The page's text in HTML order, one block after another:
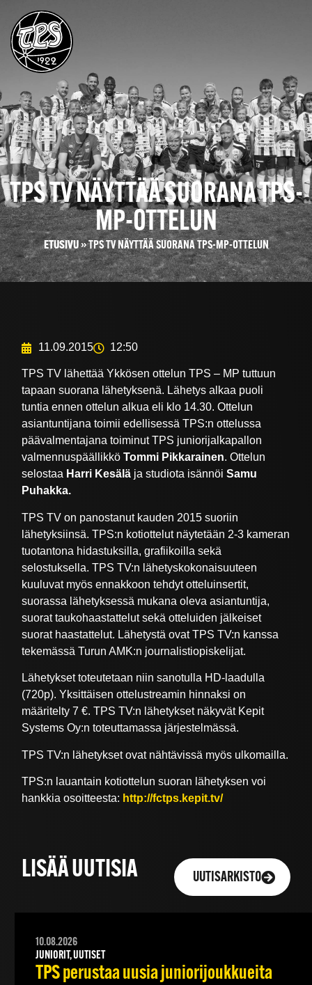
TPS TV NÄYTTÄÄ SUORANA TPS-
MP-OTTELUN
ETUSIVU»TPS TV NÄYTTÄÄ SUORANA TPS-MP-OTTELUN
11.09.2015 12:50
TPS TV lähettää Ykkösen ottelun TPS – MP tuttuun
tapaan suorana lähetyksenä. Lähetys alkaa puoli
tuntia ennen ottelun alkua eli klo 14.30. Ottelun
asiantuntijana toimii edellisessä TPS:n ottelussa
päävalmentajana toiminut TPS juniorijalkapallon
valmennuspäällikköTommi Pikkarainen. Ottelun
selostaa Harri Kesälä ja studiota isännöiSamu
Puhakka.
TPS TV on panostanut kauden 2015 suoriin
lähetyksiinsä. TPS:n kotiottelut näytetään 2-3 kameran
tuotantona hidastuksilla, grafiikoilla sekä
selostuksella. TPS TV:n lähetyskokonaisuuteen
kuuluvat myös ennakkoon tehdyt otteluinsertit,
suorassa lähetyksessä mukana oleva asiantuntija,
suorat taukohaastattelut sekä otteluiden jälkeiset
suorat haastattelut. Lähetystä ovat TPS TV:n kanssa
tekemässä Turun AMK:n journalistiopiskelijat.
Lähetykset toteutetaan niin sanotulla HD-laadulla
(720p). Yksittäisen ottelustreamin hinnaksi on
määritelty 7 €. TPS TV:n lähetykset näkyvät Kepit
Systems Oy:n toteuttamassa järjestelmässä.
TPS TV:n lähetykset ovat nähtävissä myös ulkomailla.
TPS:n lauantain kotiottelun suoran lähetyksen voi
hankkia osoitteesta: http://fctps.kepit.tv/
LISÄÄ UUTISIA UUTISARKISTO
10.08.2026
JUNIORIT, UUTISET
TPS perustaa uusia juniorijoukkueita